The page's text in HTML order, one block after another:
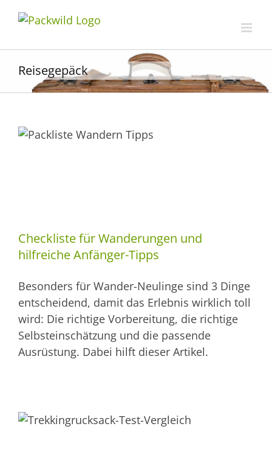
Inhalt
Reisegepäck
Checkliste für Wanderungen und
hilfreiche Anfänger-Tipps
Besonders für Wander-Neulinge sind 3 Dinge
entscheidend, damit das Erlebnis wirklich toll
wird: Die richtige Vorbereitung, die richtige
Selbsteinschätzung und die passende
Ausrüstung. Dabei hilft dieser Artikel.